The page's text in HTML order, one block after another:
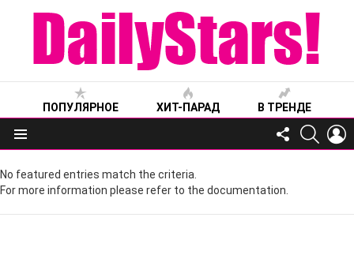
ПОПУЛЯРНОЕ ХИТ-ПАРАД В ТРЕНДЕ
Меню
FOLLOW
US
No featured entries match the criteria.
For more information please refer to the documentation.